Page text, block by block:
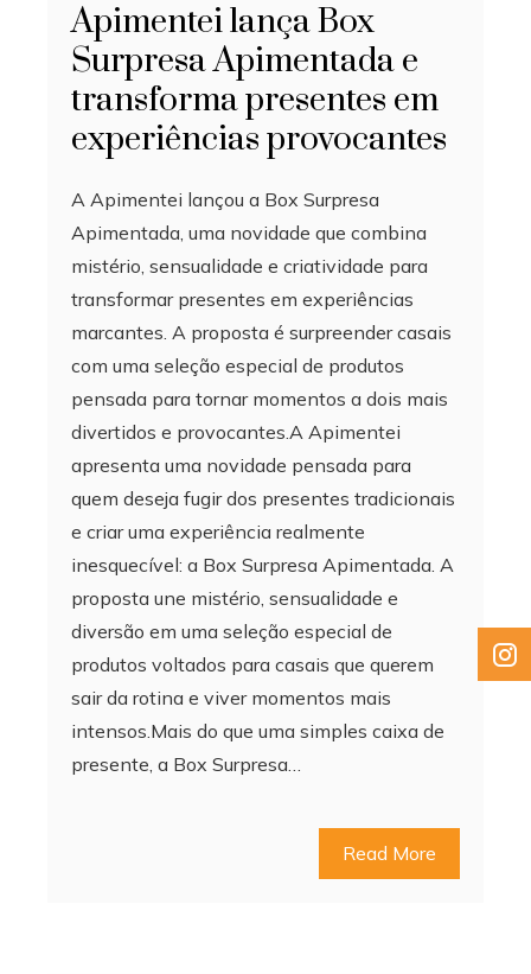
Apimentei lança Box
Surpresa Apimentada e
transforma presentes em
experiências provocantes
A Apimentei lançou a Box Surpresa
Apimentada, uma novidade que combina
mistério, sensualidade e criatividade para
transformar presentes em experiências
marcantes. A proposta é surpreender casais
com uma seleção especial de produtos
pensada para tornar momentos a dois mais
divertidos e provocantes.A Apimentei
apresenta uma novidade pensada para
quem deseja fugir dos presentes tradicionais
e criar uma experiência realmente
inesquecível: a Box Surpresa Apimentada. A
proposta une mistério, sensualidade e
diversão em uma seleção especial de
produtos voltados para casais que querem
sair da rotina e viver momentos mais
intensos.Mais do que uma simples caixa de
presente, a Box Surpresa…
Read More